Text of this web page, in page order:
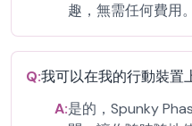
趣，無需任何費用。
Q:我可以在我的行動裝置
A:是的，Spunky